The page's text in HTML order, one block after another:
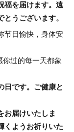
福を届けます。遠
うございます。
节日愉快，身体安
过的每一天都象
日です。ご健康と
お届けいたしま
くようお祈りいた